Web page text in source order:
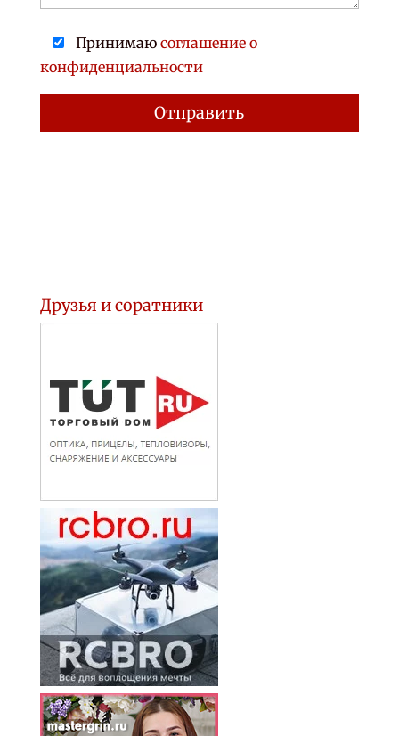
Принимаю соглашение о
конфиденциальности
Друзья и соратники